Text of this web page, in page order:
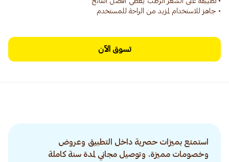
• جاهز للاستخدام لمزيد من الراحة للمستخدم
تسوق الآن
استمتع بميزات حصرية داخل التطبيق وعروض
وخصومات مميزة. وتوصيل مجاني لمدة سنة كاملة